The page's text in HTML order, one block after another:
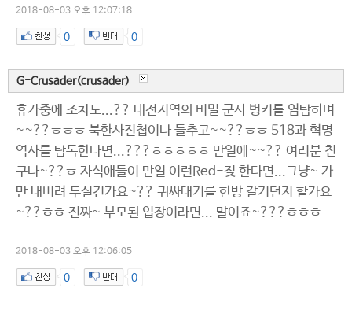
2018-08-03 오후 12:07:18
0 0
G-Crusader(crusader)
휴가중에 조차도...?? 대전지역의 비밀 군사 벙커를 염탐하며
~~??ㅎㅎㅎ 북한사진첩이나 들추고~~??ㅎㅎ 518과 혁명
역사를 탐독한다면...???ㅎㅎㅎㅎㅎ 만일에~~?? 여러분 친
구나~??ㅎ 자식애들이 만일 이런Red-짖 한다면...그냥~ 가
만 내버려 두실건가요~?? 귀싸대기를 한방 갈기던지 할가요
~??ㅎㅎ 진짜~ 부모된 입장이라면... 말이죠~???ㅎㅎㅎ
2018-08-03 오후 12:06:05
0 0